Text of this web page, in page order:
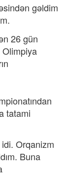
gəldim
26 gün
Olimpiya
tatami
Orqanizm
Buna